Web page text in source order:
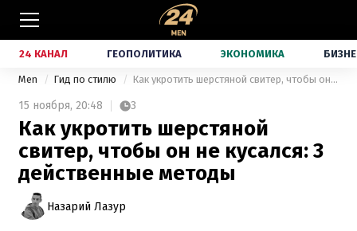
24 КАНАЛ ГЕОПОЛИТИКА ЭКОНОМИКА
Men Гид по стилю Как укротить шерстяной свитер, чтобы он не кусался: 3 действенные методы
15 ноября, 20:48 3
Как укротить шерстяной
свитер, чтобы он не кусался: 3
действенные методы
Назарий Лазур